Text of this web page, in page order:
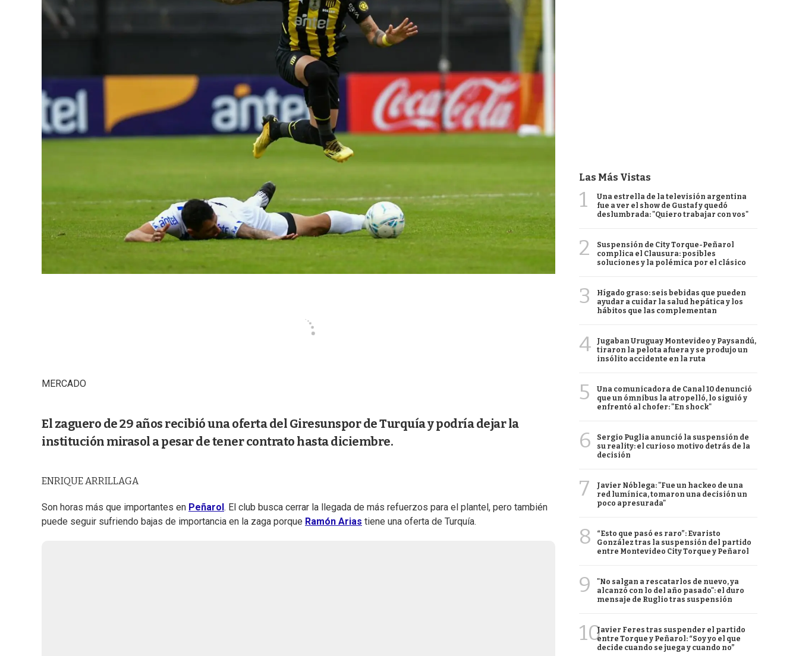
MERCADO
El zaguero de 29 años recibió una oferta del Giresunspor de Turquía y podría dejar la
institución mirasol a pesar de tener contrato hasta diciembre.
ENRIQUE ARRILLAGA
Son horas más que importantes en Peñarol . El club busca cerrar la llegada de más refuerzos para el plantel, pero también
puede seguir sufriendo bajas de importancia en la zaga porque Ramón Arias tiene una oferta de Turquía.
Las Más Vistas
1
Una estrella de la televisión argentina
fue a ver el show de Gustaf y quedó
deslumbrada: "Quiero trabajar con vos"
2
Suspensión de City Torque-Peñarol
complica el Clausura: posibles
soluciones y la polémica por el clásico
3
Hígado graso: seis bebidas que pueden
ayudar a cuidar la salud hepática y los
hábitos que las complementan
4
Jugaban Uruguay Montevideo y Paysandú,
tiraron la pelota afuera y se produjo un
insólito accidente en la ruta
5
Una comunicadora de Canal 10 denunció
que un ómnibus la atropelló, lo siguió y
enfrentó al chofer: "En shock"
6
Sergio Puglia anunció la suspensión de
su reality: el curioso motivo detrás de la
decisión
7
Javier Nóblega: "Fue un hackeo de una
red lumínica, tomaron una decisión un
poco apresurada"
8
“Esto que pasó es raro”: Evaristo
González tras la suspensión del partido
entre Montevideo City Torque y Peñarol
9
"No salgan a rescatarlos de nuevo, ya
alcanzó con lo del año pasado": el duro
mensaje de Ruglio tras suspensión
10Javier Feres tras suspender el partido
entre Torque y Peñarol: “Soy yo el que
decide cuando se juega y cuando no”